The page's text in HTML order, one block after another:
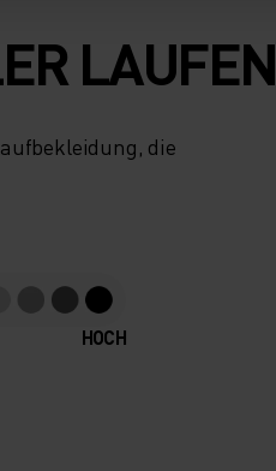
LAUFEN
die
HOCH